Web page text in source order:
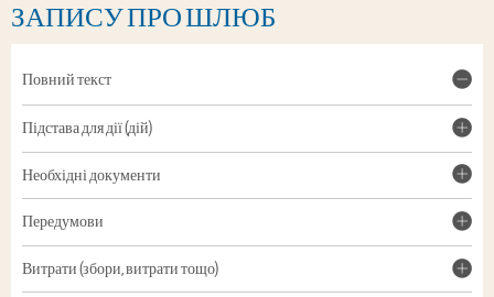
ЗАПИСУ ПРО ШЛЮБ
Повний текст
Підстава для дії (дій)
Необхідні документи
Передумови
Витрати (збори, витрати тощо)